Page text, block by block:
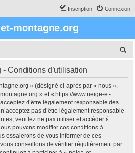
Connexion
Inscription
montagne.org
Conditions d’utilisation
» (désigné ci-après par « nous »,
» et « https://www.neige-et-
d’être légalement responsable des
pas d’être légalement responsable
veuillez ne pas utiliser et accéder à
pouvons modifier ces conditions à
essaierons de vous informer de ces
conseillons de vérifier régulièrement par